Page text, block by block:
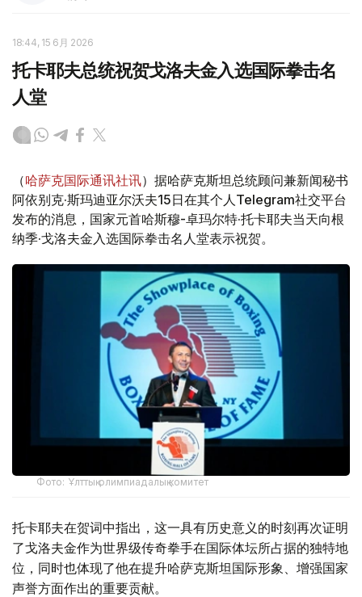
18:44, 15 6月 2026
托卡耶夫总统祝贺戈洛夫金入选国际拳击名
人堂
（哈萨克国际通讯社讯）据哈萨克斯坦总统顾问兼新闻秘书
阿依别克·斯玛迪亚尔沃夫15日在其个人Telegram社交平台
发布的消息，国家元首哈斯穆-卓玛尔特·托卡耶夫当天向根
纳季·戈洛夫金入选国际拳击名人堂表示祝贺。
Фото: Ұлттық олимпиадалық комитет
托卡耶夫在贺词中指出，这一具有历史意义的时刻再次证明
了戈洛夫金作为世界级传奇拳手在国际体坛所占据的独特地
位，同时也体现了他在提升哈萨克斯坦国际形象、增强国家
声誉方面作出的重要贡献。